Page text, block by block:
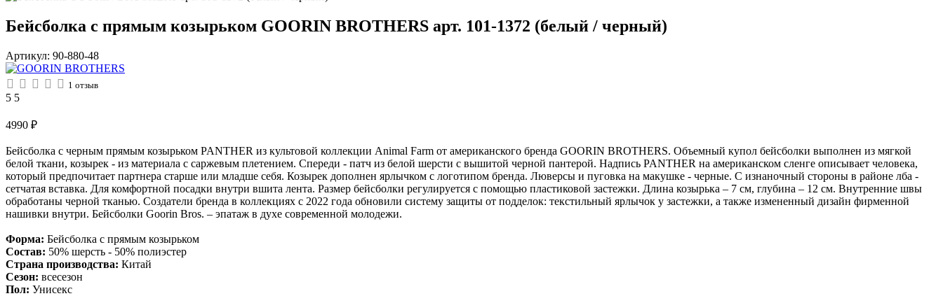
Бейсболка с прямым козырьком GOORIN BROTHERS арт. 101-1372 (белый / черный)
Артикул: 90-880-48
1 отзыв
5 5
4990 ₽
Бейсболка с черным прямым козырьком PANTHER из культовой коллекции Animal Farm от американского бренда GOORIN BROTHERS. Объемный купол бейсболки выполнен из мягкой
белой ткани, козырек - из материала с саржевым плетением. Спереди - патч из белой шерсти с вышитой черной пантерой. Надпись PANTHER на американском сленге описывает человека,
который предпочитает партнера старше или младше себя. Козырек дополнен ярлычком с логотипом бренда. Люверсы и пуговка на макушке - черные. С изнаночный стороны в районе лба -
сетчатая вставка. Для комфортной посадки внутри вшита лента. Размер бейсболки регулируется с помощью пластиковой застежки. Длина козырька – 7 см, глубина – 12 см. Внутренние швы
обработаны черной тканью. Создатели бренда в коллекциях с 2022 года обновили систему защиты от подделок: текстильный ярлычок у застежки, а также измененный дизайн фирменной
нашивки внутри. Бейсболки Goorin Bros. – эпатаж в духе современной молодежи.
Форма: Бейсболка с прямым козырьком
Состав: 50% шерсть - 50% полиэстер
Страна производства: Китай
Сезон: всесезон
Пол: Унисекс